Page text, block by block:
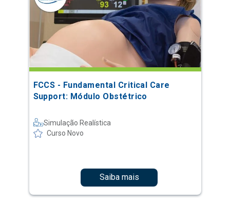
FCCS - Fundamental Critical Care
Support: Módulo Obstétrico
Simulação Realística
Curso Novo
Saiba mais